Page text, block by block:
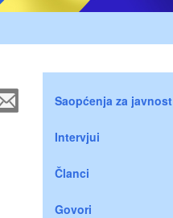
Saopćenja za javnost
Intervjui
Članci
Govori